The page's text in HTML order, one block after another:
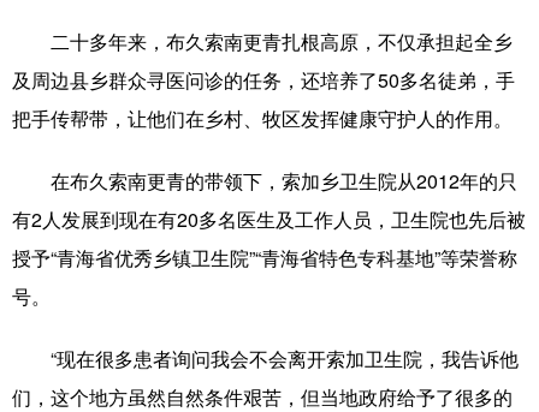
陕西 甘肃 青海 宁夏
多语种频道
English Español Français عربى
Deutsch Português
二十多年来，布久索南更青扎根高原，不仅承担起全乡
及周边县乡群众寻医问诊的任务，还培养了50多名徒弟，手
把手传帮带，让他们在乡村、牧区发挥健康守护人的作用。
在布久索南更青的带领下，索加乡卫生院从2012年的只
有2人发展到现在有20多名医生及工作人员，卫生院也先后被
授予“青海省优秀乡镇卫生院”“青海省特色专科基地”等荣誉称
号。
“现在很多患者询问我会不会离开索加卫生院，我告诉他
们，这个地方虽然自然条件艰苦，但当地政府给予了很多的